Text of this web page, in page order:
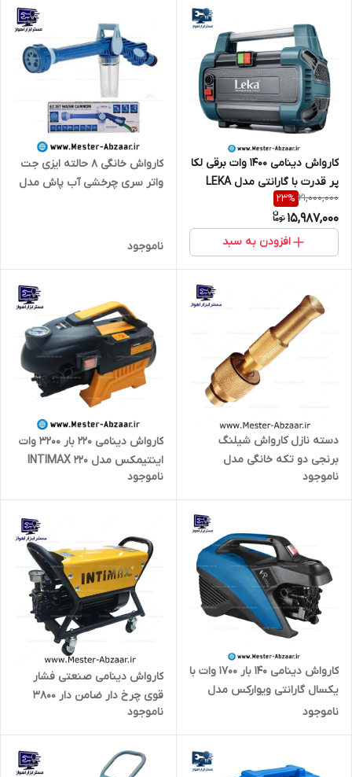
کارواش دینامی 1400 وات برقی لکا
پر قدرت با گارانتی مدل LEKA
8101
21,000,000
23%
15,987,000
افزودن به سبد
کارواش خانگی 8 حالته ایزی جت
واتر سری چرخشی آب پاش مدل
ناموجود
دسته نازل کارواش شیلنگ
برنجی دو تکه خانگی مدل
DIRECT SPRAY 140
ناموجود
کارواش دینامی 220 بار 3200 وات
اینتیمکس مدل INTIMAX 220
WASHER
ناموجود
کارواش دینامی 140 بار 1700 وات با
یکسال گارانتی ویوارکس مدل
VIVAREX VR7140-PW
ناموجود
کارواش دینامی صنعتی فشار
قوی چرخ دار ضامن دار 3800
وات 260 بار اینتیمکس با تمام
لوازم و پمپ آب مدل 2023
INTIMAX
ناموجود